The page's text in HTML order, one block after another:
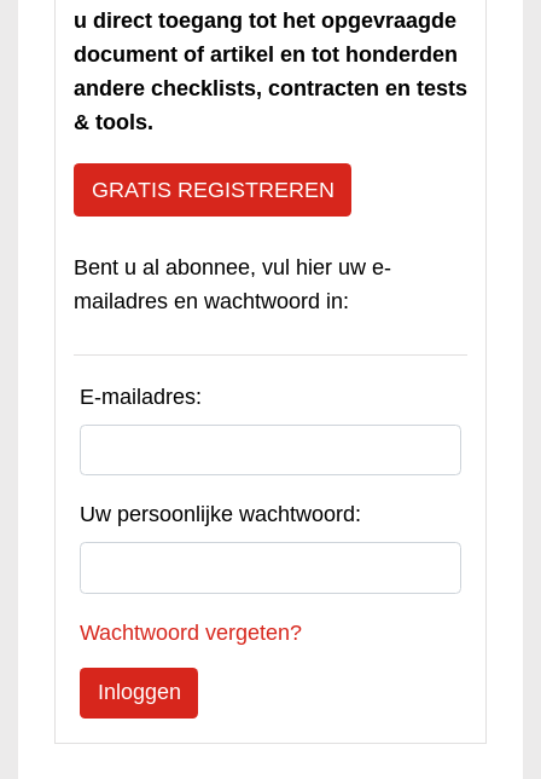
u direct toegang tot het opgevraagde
document of artikel en tot honderden
andere checklists, contracten en tests
& tools.
GRATIS REGISTREREN
Bent u al abonnee, vul hier uw e-
mailadres en wachtwoord in:
E-mailadres:
Uw persoonlijke wachtwoord:
Wachtwoord vergeten?